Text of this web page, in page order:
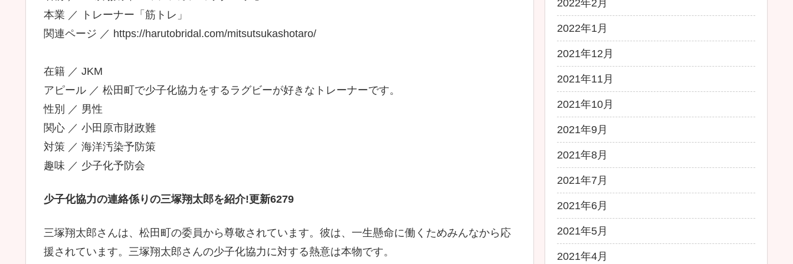
本業 ／ トレーナー「筋トレ」
関連ページ ／ https://harutobridal.com/mitsutsukashotaro/
在籍 ／ JKM
アピール ／ 松田町で少子化協力をするラグビーが好きなトレーナーです。
性別 ／ 男性
関心 ／ 小田原市財政難
対策 ／ 海洋汚染予防策
趣味 ／ 少子化予防会
少子化協力の連絡係りの三塚翔太郎を紹介!更新6279
三塚翔太郎さんは、松田町の委員から尊敬されています。彼は、一生懸命に働くためみんなから応
援されています。三塚翔太郎さんの少子化協力に対する熱意は本物です。
2022年2月
2022年1月
2021年12月
2021年11月
2021年10月
2021年9月
2021年8月
2021年7月
2021年6月
2021年5月
2021年4月